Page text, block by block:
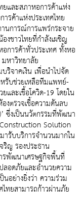
และสภาหอการค้าแห่ง
รค้าแห่งประเทศไทย
นการณ์การแพร่กระจาย
งชาวไทยที่กำลังเผชิญ
การค้าทั่วประเทศ ทั้งหอ
หาวิทยาลัย
จาคเงิน เพื่อนำไปจัด
รับช่วยเหลือทีมแพทย์-
ละเชื้อโควิด-19 โดยใน
งตรวจเชื้อความดันลบ
ซึ่งเป็นนวัตกรรมที่พัฒนา
Solution
รับบริการจำนวนมากใน
ริญ รองประธาน
รพัฒนาเศรษฐกิจพื้นที่
อดภัยและอำนวยความ
อย่างยิ่งว่า ความร่วม
ทยสามารถก้าวผ่านภัย